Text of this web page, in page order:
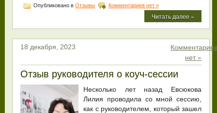
Опубликовано в Отзывы Комментариев нет »
Читать далее »
18 декабря, 2023
Комментариев
нет »
Отзыв руководителя о коуч-сессии
Несколько лет назад Евсюкова
Лилия проводила со мной сессию,
как с руководителем, который зашел